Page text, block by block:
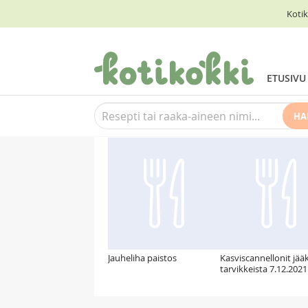
ETUSIVU
Suosittelemme myös
Jauheliha paistos
Kasviscannellonit
tarvikkeista 7.12.2021